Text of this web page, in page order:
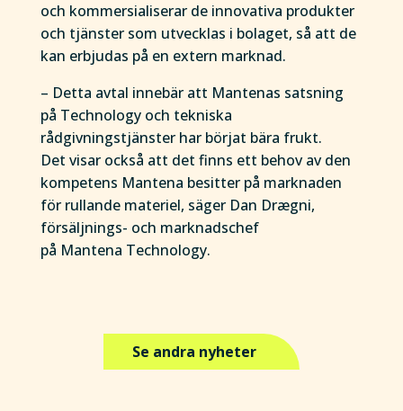
och kommersialiserar de innovativa produkter
och tjänster som utvecklas i bolaget, så att de
kan erbjudas på en extern marknad.
– Detta avtal innebär att Mantenas satsning
på Technology och tekniska
rådgivningstjänster har börjat bära frukt.
Det visar också att det finns ett behov av den
kompetens Mantena besitter på marknaden
för rullande materiel, säger Dan Drægni,
försäljnings- och marknadschef
på Mantena Technology.
Se andra nyheter